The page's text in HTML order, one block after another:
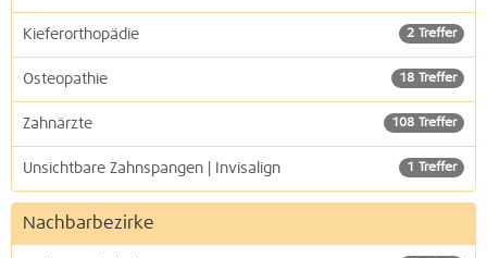
2 Treffer
Kieferorthopädie
18 Treffer
Osteopathie
108 Treffer
Zahnärzte
1 Treffer
Unsichtbare Zahnspangen | Invisalign
Nachbarbezirke